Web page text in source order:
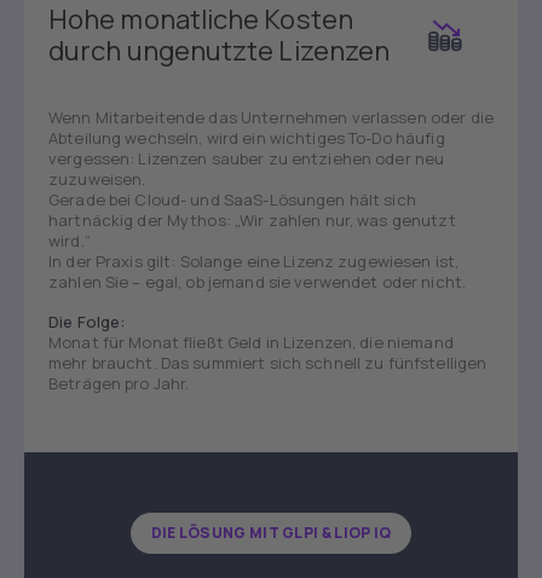
Hohe monatliche Kosten
durch ungenutzte Lizenzen
Wenn Mitarbeitende das Unternehmen verlassen oder die
Abteilung wechseln, wird ein wichtiges To-Do häufig
vergessen: Lizenzen sauber zu entziehen oder neu
zuzuweisen.
Gerade bei Cloud- und SaaS-Lösungen hält sich
hartnäckig der Mythos: „Wir zahlen nur, was genutzt
wird.“
In der Praxis gilt: Solange eine Lizenz zugewiesen ist,
zahlen Sie – egal, ob jemand sie verwendet oder nicht.
Die Folge:
Monat für Monat fließt Geld in Lizenzen, die niemand
mehr braucht. Das summiert sich schnell zu fünfstelligen
Beträgen pro Jahr.
DIE LÖSUNG MIT GLPI & LIOP IQ